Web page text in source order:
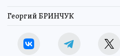
Георгий БРИНЧУК